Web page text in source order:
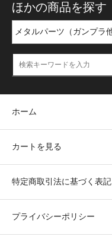
ほかの商品を探す
ホーム
カートを見る
特定商取引法に基づく表記
プライバシーポリシー